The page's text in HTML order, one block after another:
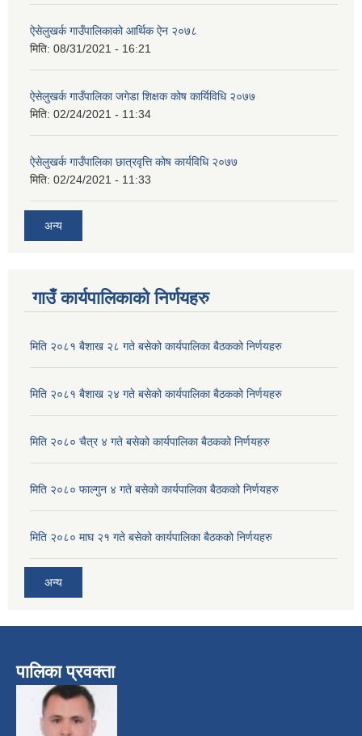
ऐसेलुखर्क गाउँपालिकाको आर्थिक ऐन २०७८
मिति: 08/31/2021 - 16:21
ऐसेलुखर्क गाउँपालिका जगेडा शिक्षक कोष कार्यिविधि २०७७
मिति: 02/24/2021 - 11:34
ऐसेलुखर्क गाउँपालिका छात्रवृत्ति कोष कार्यविधि २०७७
मिति: 02/24/2021 - 11:33
अन्य
गाउँ कार्यपालिकाको निर्णयहरु
मिति २०८१ बैशाख २८ गते बसेको कार्यपालिका बैठकको निर्णयहरु
मिति २०८१ बैशाख २४ गते बसेको कार्यपालिका बैठकको निर्णयहरु
मिति २०८० चैत्र ४ गते बसेको कार्यपालिका बैठकको निर्णयहरु
मिति २०८० फाल्गुन ४ गते बसेको कार्यपालिका बैठकको निर्णयहरु
मिति २०८० माघ २१ गते बसेको कार्यपालिका बैठकको निर्णयहरु
अन्य
पालिका प्रवक्ता